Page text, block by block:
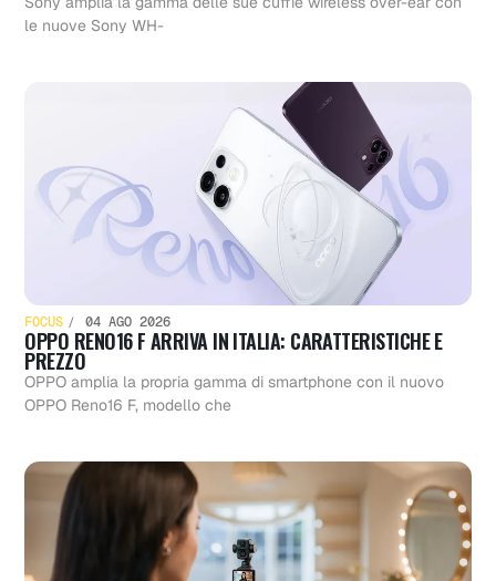
le nuove Sony WH-
FOCUS 04 AGO 2026
OPPO RENO16 F ARRIVA IN ITALIA: CARATTERISTICHE E
PREZZO
OPPO amplia la propria gamma di smartphone con il nuovo
OPPO Reno16 F, modello che